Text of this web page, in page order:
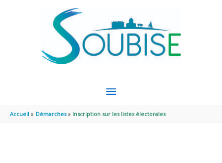
MENU
PRINCIPAL
Accueil Démarches Inscription sur les listes électorales